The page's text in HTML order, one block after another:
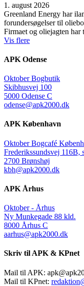
1. august 2026
Greenland Energy har
forundersøgelser til
Firmaet og oliejagten
Vis flere
APK Odense
Oktober Bogbutik
Skibhusvej 100
5000 Odense C
odense@apk2000.dk
APK København
Oktober Bogcafé
Frederikssundsvej 116B,
2700 Brønshøj
kbh@apk2000.dk
APK Århus
Oktober - Århus
Ny Munkegade 88 kld.
8000 Århus C
aarhus@apk2000.dk
Skriv til APK & KPnet
Mail til APK:
Mail til KPnet: